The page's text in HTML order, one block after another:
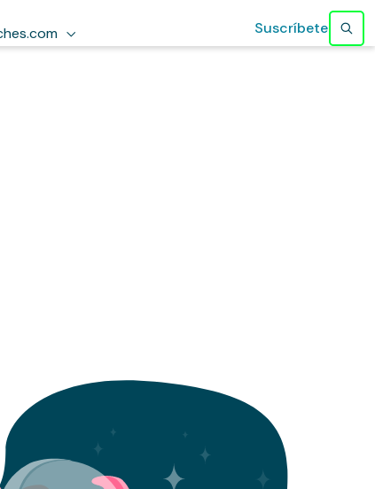
Suscríbete